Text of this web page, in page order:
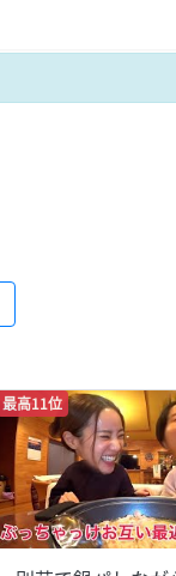
最高11位